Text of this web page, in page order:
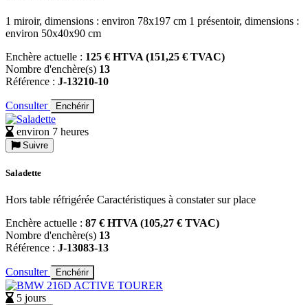
1 miroir, dimensions : environ 78x197 cm 1 présentoir, dimensions :
environ 50x40x90 cm
Enchère actuelle : 125 € HTVA (151,25 € TVAC)
Nombre d'enchère(s) 13
Référence : J-13210-10
Consulter Enchérir
environ 7 heures
Suivre
Saladette
Hors table réfrigérée Caractéristiques à constater sur place
Enchère actuelle : 87 € HTVA (105,27 € TVAC)
Nombre d'enchère(s) 13
Référence : J-13083-13
Consulter Enchérir
5 jours